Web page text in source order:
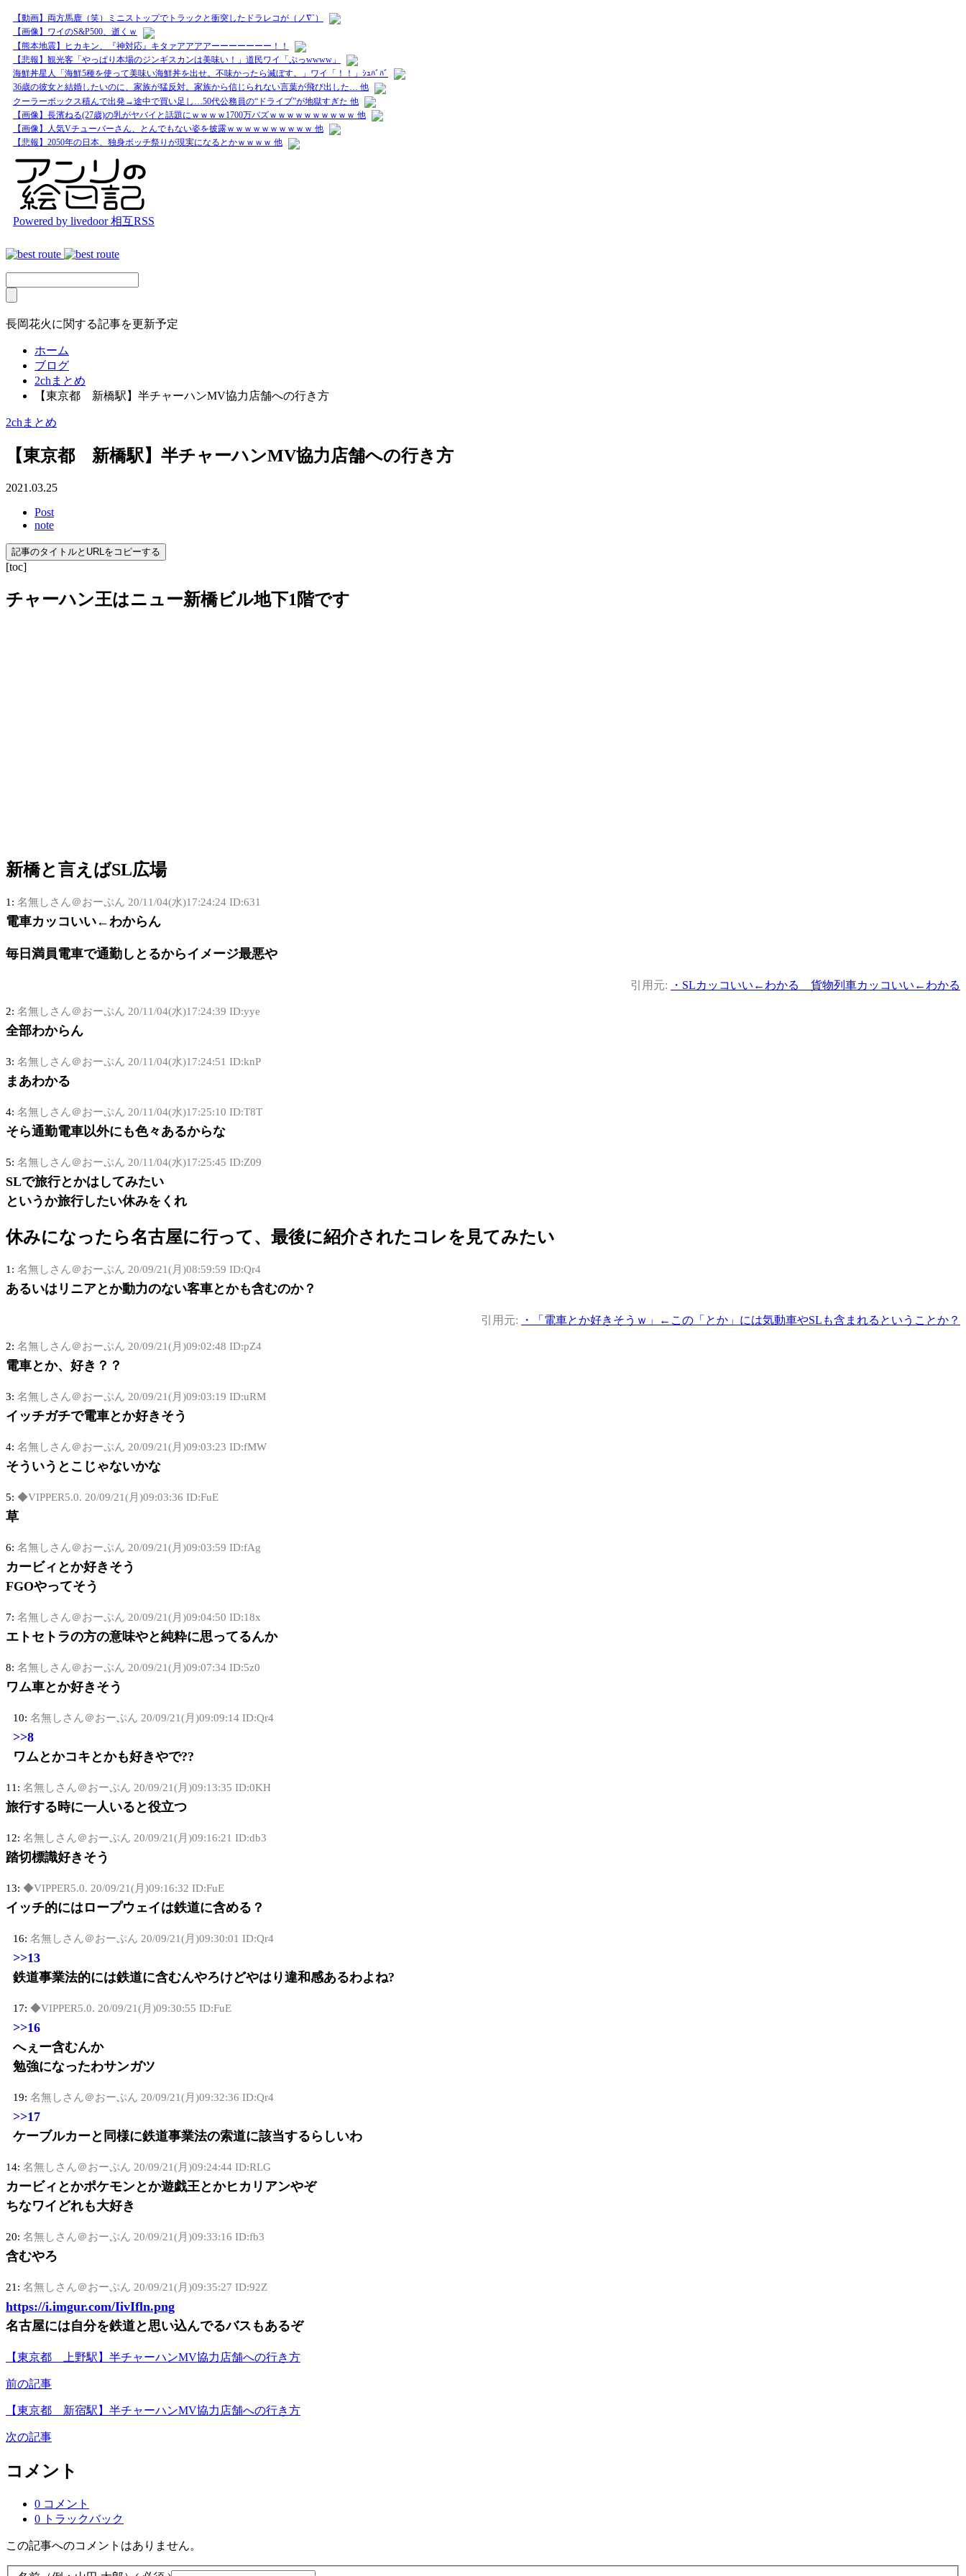
【動画】両方馬鹿（笑）ミニストップでトラックと衝突したドラレコが（ノ∇`）
【画像】ワイのS&P500、逝くｗ
【熊本地震】ヒカキン、『神対応』キタァアアアアーーーーーーー！！
【悲報】観光客「やっぱり本場のジンギスカンは美味い！」道民ワイ「ぷっwwww」
海鮮丼星人「海鮮5種を使って美味い海鮮丼を出せ。不味かったら滅ぼす。」ワイ「！！」ｼｭﾊﾞﾊﾞ
36歳の彼女と結婚したいのに、家族が猛反対。家族から信じられない言葉が飛び出した… 他
クーラーボックス積んで出発→途中で買い足し…50代公務員の“ドライブ”が地獄すぎた 他
【画像】長濱ねる(27歳)の乳がヤバイと話題にｗｗｗｗ1700万バズｗｗｗｗｗｗｗｗｗｗ 他
【画像】人気Vチューバーさん、とんでもない姿を披露ｗｗｗｗｗｗｗｗｗｗ 他
【悲報】2050年の日本、独身ボッチ祭りが現実になるとかｗｗｗｗ 他
Powered by livedoor 相互RSS
長岡花火に関する記事を更新予定
ホーム
ブログ
2chまとめ
【東京都 新橋駅】半チャーハンMV協力店舗への行き方
2chまとめ
【東京都 新橋駅】半チャーハンMV協力店舗への行き方
2021.03.25
Post
note
記事のタイトルとURLをコピーする
[toc]
チャーハン王はニュー新橋ビル地下1階です
新橋と言えばSL広場
1: 名無しさん＠おーぷん 20/11/04(水)17:24:24 ID:631
電車カッコいい←わからん
毎日満員電車で通勤しとるからイメージ最悪や
引用元: ・SLカッコいい←わかる 貨物列車カッコいい←わかる
2: 名無しさん＠おーぷん 20/11/04(水)17:24:39 ID:yye
全部わからん
3: 名無しさん＠おーぷん 20/11/04(水)17:24:51 ID:knP
まあわかる
4: 名無しさん＠おーぷん 20/11/04(水)17:25:10 ID:T8T
そら通勤電車以外にも色々あるからな
5: 名無しさん＠おーぷん 20/11/04(水)17:25:45 ID:Z09
SLで旅行とかはしてみたい
というか旅行したい休みをくれ
休みになったら名古屋に行って、最後に紹介されたコレを見てみたい
1: 名無しさん＠おーぷん 20/09/21(月)08:59:59 ID:Qr4
あるいはリニアとか動力のない客車とかも含むのか？
引用元: ・「電車とか好きそうｗ」←この「とか」には気動車やSLも含まれるということか？
2: 名無しさん＠おーぷん 20/09/21(月)09:02:48 ID:pZ4
電車とか、好き？？
3: 名無しさん＠おーぷん 20/09/21(月)09:03:19 ID:uRM
イッチガチで電車とか好きそう
4: 名無しさん＠おーぷん 20/09/21(月)09:03:23 ID:fMW
そういうとこじゃないかな
5: ◆VIPPER5.0. 20/09/21(月)09:03:36 ID:FuE
草
6: 名無しさん＠おーぷん 20/09/21(月)09:03:59 ID:fAg
カービィとか好きそう
FGOやってそう
7: 名無しさん＠おーぷん 20/09/21(月)09:04:50 ID:18x
エトセトラの方の意味やと純粋に思ってるんか
8: 名無しさん＠おーぷん 20/09/21(月)09:07:34 ID:5z0
ワム車とか好きそう
10: 名無しさん＠おーぷん 20/09/21(月)09:09:14 ID:Qr4
>>8
ワムとかコキとかも好きやで??
11: 名無しさん＠おーぷん 20/09/21(月)09:13:35 ID:0KH
旅行する時に一人いると役立つ
12: 名無しさん＠おーぷん 20/09/21(月)09:16:21 ID:db3
踏切標識好きそう
13: ◆VIPPER5.0. 20/09/21(月)09:16:32 ID:FuE
イッチ的にはロープウェイは鉄道に含める？
16: 名無しさん＠おーぷん 20/09/21(月)09:30:01 ID:Qr4
>>13
鉄道事業法的には鉄道に含むんやろけどやはり違和感あるわよね?
17: ◆VIPPER5.0. 20/09/21(月)09:30:55 ID:FuE
>>16
へぇー含むんか
勉強になったわサンガツ
19: 名無しさん＠おーぷん 20/09/21(月)09:32:36 ID:Qr4
>>17
ケーブルカーと同様に鉄道事業法の索道に該当するらしいわ
14: 名無しさん＠おーぷん 20/09/21(月)09:24:44 ID:RLG
カービィとかポケモンとか遊戯王とかヒカリアンやぞ
ちなワイどれも大好き
20: 名無しさん＠おーぷん 20/09/21(月)09:33:16 ID:fb3
含むやろ
21: 名無しさん＠おーぷん 20/09/21(月)09:35:27 ID:92Z
https://i.imgur.com/IivIfln.png
名古屋には自分を鉄道と思い込んでるバスもあるぞ
【東京都 上野駅】半チャーハンMV協力店舗への行き方
前の記事
【東京都 新宿駅】半チャーハンMV協力店舗への行き方
次の記事
コメント
0 コメント
0 トラックバック
この記事へのコメントはありません。